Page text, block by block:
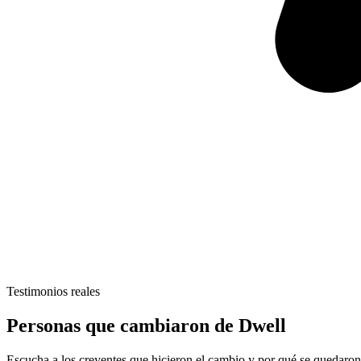
Testimonios reales
Personas que cambiaron de Dwell